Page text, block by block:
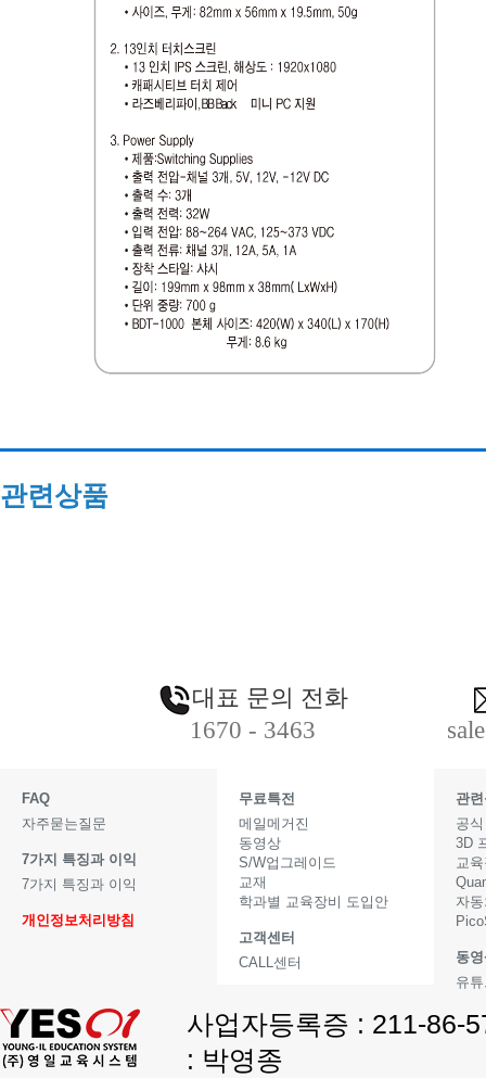
관련상품
대표 문의 전화
1670 - 3463
FAQ
자주묻는질문
7가지 특징과 이익
7가지 특징과 이익
개인정보처리방침
무료특전
메일메거진
동영상
S/W업그레이드
교재
학과별 교육장비 도입안
고객센터
CALL센터
관
공
3D
교
자
동
유
사업자등록증 : 211-86-
: 박영종